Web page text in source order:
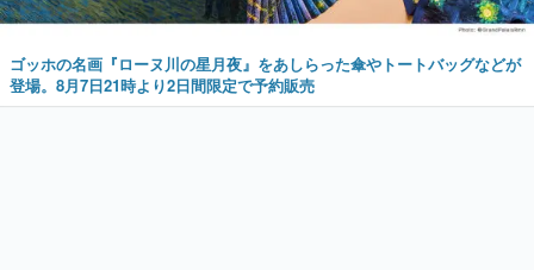
ゴッホの名画『ローヌ川の星月夜』をあしらった傘やトートバッグなどが
登場。8月7日21時より2日間限定で予約販売